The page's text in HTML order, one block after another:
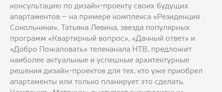
консультацию по дизайн-проекту своих будущих
апартаментов – на примере комплекса «Резиденция
Сокольники». Татьяна Левина, звезда популярных
программ «Квартирный вопрос», «Дачный ответ» и
«Добро Пожаловать» телеканала НТВ, предложит
наиболее актуальные и успешные архитектурные
решения дизайн-проектов для тех, кто уже приобрел
апартаменты или только планирует это сделать.